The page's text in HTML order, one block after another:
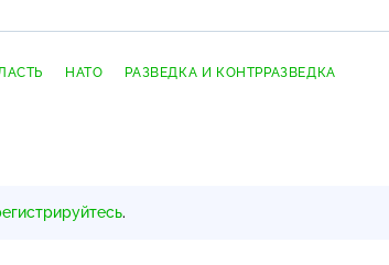
НАТО
РАЗВЕДКА И КОНТРРАЗВЕДКА
.